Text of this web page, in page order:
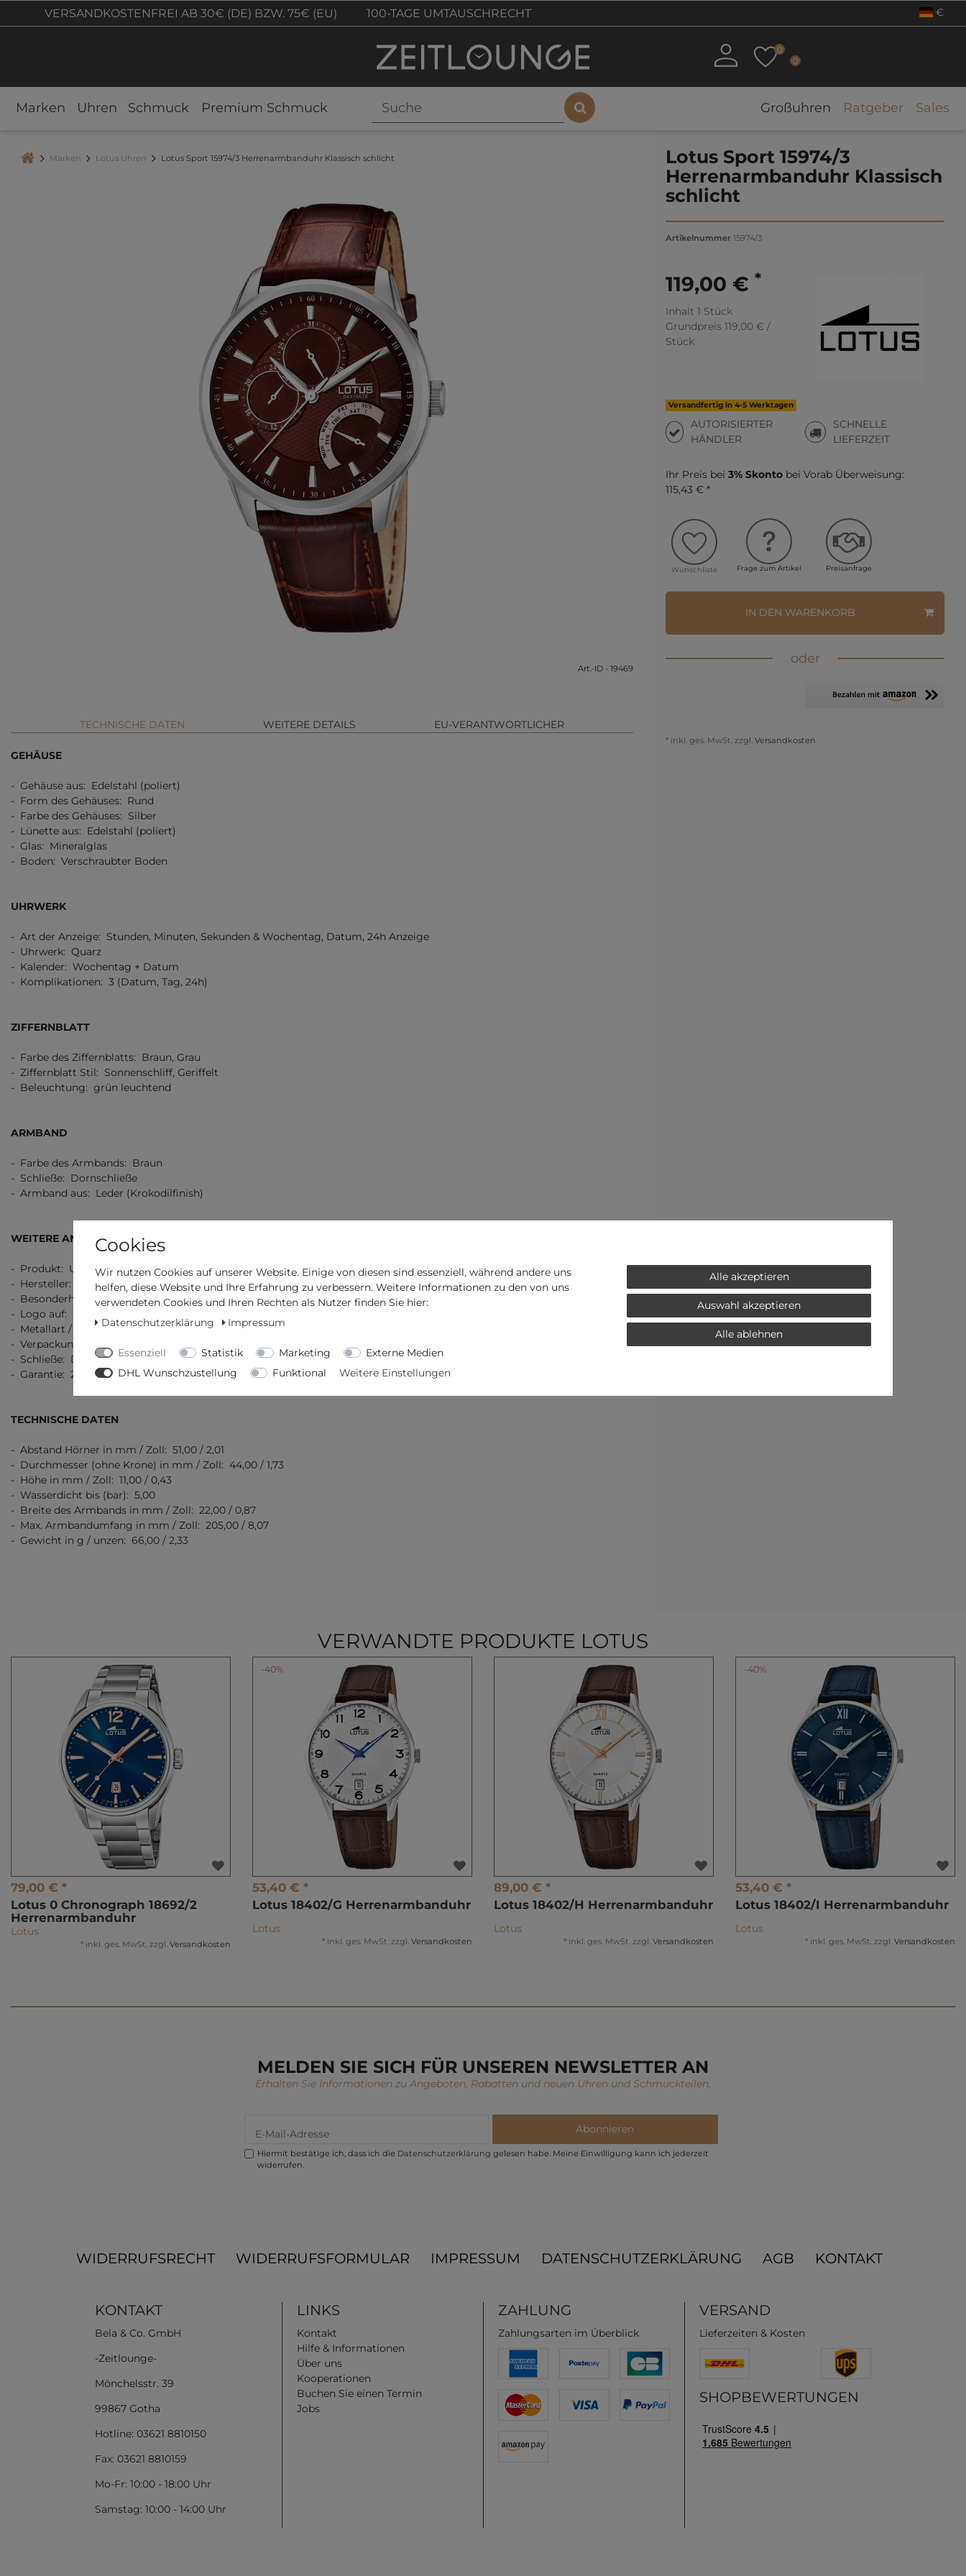
VERSANDKOSTENFREI AB 30€ (DE) BZW. 75€ (EU) 100-TAGE UMTAUSCHRECHT €
0
0
Marken Uhren Schmuck Premium Schmuck Großuhren Ratgeber Sales
Marken Lotus Uhren Lotus Sport 15974/3 Herrenarmbanduhr Klassisch schlicht
Art.-ID - 19469
TECHNISCHE DATEN WEITERE DETAILS EU-VERANTWORTLICHER
GEHÄUSE
- Gehäuse aus: Edelstahl (poliert)
- Form des Gehäuses: Rund
- Farbe des Gehäuses: Silber
- Lünette aus: Edelstahl (poliert)
- Glas: Mineralglas
- Boden: Verschraubter Boden
UHRWERK
- Art der Anzeige: Stunden, Minuten, Sekunden & Wochentag, Datum, 24h Anzeige
- Uhrwerk: Quarz
- Kalender: Wochentag + Datum
- Komplikationen: 3 (Datum, Tag, 24h)
ZIFFERNBLATT
- Farbe des Ziffernblatts: Braun, Grau
- Ziffernblatt Stil: Sonnenschliff, Geriffelt
- Beleuchtung: grün leuchtend
ARMBAND
- Farbe des Armbands: Braun
- Schließe: Dornschließe
- Armband aus: Leder (Krokodilfinish)
WEITERE ANGABEN
- Produkt: Uhr
- Hersteller: Lotus
- Besonderheit: Klassisch schlicht
- Logo auf: Ziffernblatt, Krone, Boden, Schließe, Armband
- Metallart / Stempel: Edelstahl 316L
- Verpackung: Originalverpackung mit Dokumenten
- Schließe: Dornschließe
- Garantie: 2 Jahre Garantie
TECHNISCHE DATEN
- Abstand Hörner in mm / Zoll: 51,00 / 2,01
- Durchmesser (ohne Krone) in mm / Zoll: 44,00 / 1,73
- Höhe in mm / Zoll: 11,00 / 0,43
- Wasserdicht bis (bar): 5,00
- Breite des Armbands in mm / Zoll: 22,00 / 0,87
- Max. Armbandumfang in mm / Zoll: 205,00 / 8,07
- Gewicht in g / unzen: 66,00 / 2,33
Lotus Sport 15974/3
Herrenarmbanduhr Klassisch
schlicht
Artikelnummer 15974/3
119,00 € *
Inhalt 1 Stück
Grundpreis 119,00 € /
Stück
Versandfertig in 4-5 Werktagen
AUTORISIERTER
HÄNDLER
SCHNELLE
LIEFERZEIT
Ihr Preis bei 3% Skonto bei Vorab Überweisung:
115,43 € *
Wunschliste Frage zum Artikel Preisanfrage
IN DEN WARENKORB
oder
* inkl. ges. MwSt. zzgl. Versandkosten
VERWANDTE PRODUKTE LOTUS
79,00 € *
Lotus 0 Chronograph 18692/2
Herrenarmbanduhr
Lotus
* inkl. ges. MwSt. zzgl. Versandkosten
-40%
53,40 € *
Lotus 18402/G Herrenarmbanduhr
Lotus
* inkl. ges. MwSt. zzgl. Versandkosten
89,00 € *
Lotus 18402/H Herrenarmbanduhr
Lotus
* inkl. ges. MwSt. zzgl. Versandkosten
-40%
53,40 € *
Lotus 18402/I Herrenarmbanduhr
Lotus
* inkl. ges. MwSt. zzgl. Versandkosten
MELDEN SIE SICH FÜR UNSEREN NEWSLETTER AN
Erhalten Sie Informationen zu Angeboten, Rabatten und neuen Uhren und Schmuckteilen.
Abonnieren
Hiermit bestätige ich, dass ich die Daten­schutz­erklärung gelesen habe. Meine Einwilligung kann ich jederzeit
widerrufen.
WIDERRUFSRECHT WIDERRUFSFORMULAR IMPRESSUM DATENSCHUTZERKLÄRUNG AGB KONTAKT
KONTAKT
Bela & Co. GmbH
-Zeitlounge-
Mönchelsstr. 39
99867 Gotha
Hotline: 03621 8810150
Fax: 03621 8810159
Mo-Fr: 10:00 - 18:00 Uhr
Samstag: 10:00 - 14:00 Uhr
LINKS
Kontakt
Hilfe & Informationen
Über uns
Kooperationen
Buchen Sie einen Termin
Jobs
ZAHLUNG
Zahlungsarten im Überblick
VERSAND
Lieferzeiten & Kosten
SHOPBEWERTUNGEN
Cookies
Wir nutzen Cookies auf unserer Website. Einige von diesen sind essenziell, während andere uns
helfen, diese Website und Ihre Erfahrung zu verbessern. Weitere Informationen zu den von uns
verwendeten Cookies und Ihren Rechten als Nutzer finden Sie hier:
Datenschutzerklärung
Impressum
Essenziell Statistik Marketing
Externe Medien
DHL Wunschzustellung
Funktional Weitere Einstellungen
Alle akzeptieren
Auswahl akzeptieren
Alle ablehnen